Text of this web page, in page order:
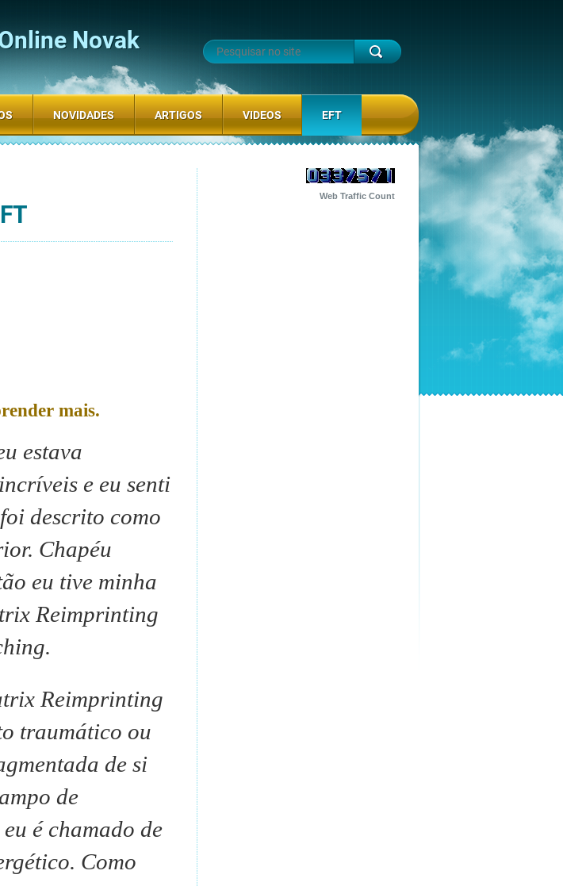
Novak
mais.
estava
e eu senti
descrito como
Chapéu
eu tive minha
Reimprinting
Reimprinting
traumático ou
de si
de
é chamado de
Como
Web Traffic Count
NOVIDADES ARTIGOS VIDEOS EFT